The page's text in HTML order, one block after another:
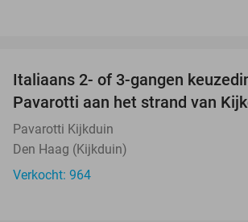
Italiaans 2- of 3-gangen
Pavarotti aan het strand van
Pavarotti Kijkduin
Den Haag (Kijkduin)
Verkocht: 964